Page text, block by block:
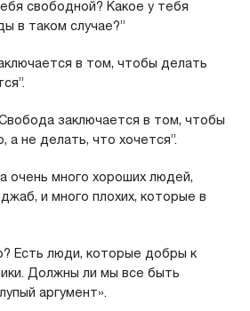
свободной? Какое у тебя
в таком случае?”
в том, чтобы делать
заключается в том, чтобы
а не делать, что хочется”.
очень много хороших людей,
и много плохих, которые в
Есть люди, которые добры к
Должны ли мы все быть
аргумент».